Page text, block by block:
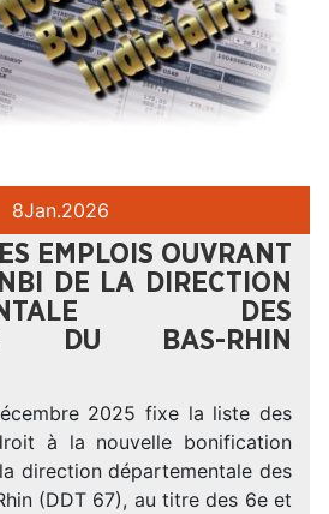
8Jan.2026
EMPLOIS OUVRANT
DE LA DIRECTION
DES
DU BAS-RHIN
2025 fixe la liste des
à la nouvelle bonification
direction départementale des
(DDT 67), au titre des 6e et